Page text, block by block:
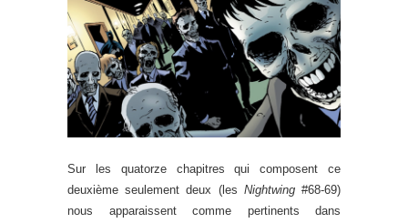
Sur les quatorze chapitres qui composent ce
deuxième seulement deux (les Nightwing#68-69)
nous apparaissent comme pertinents dans